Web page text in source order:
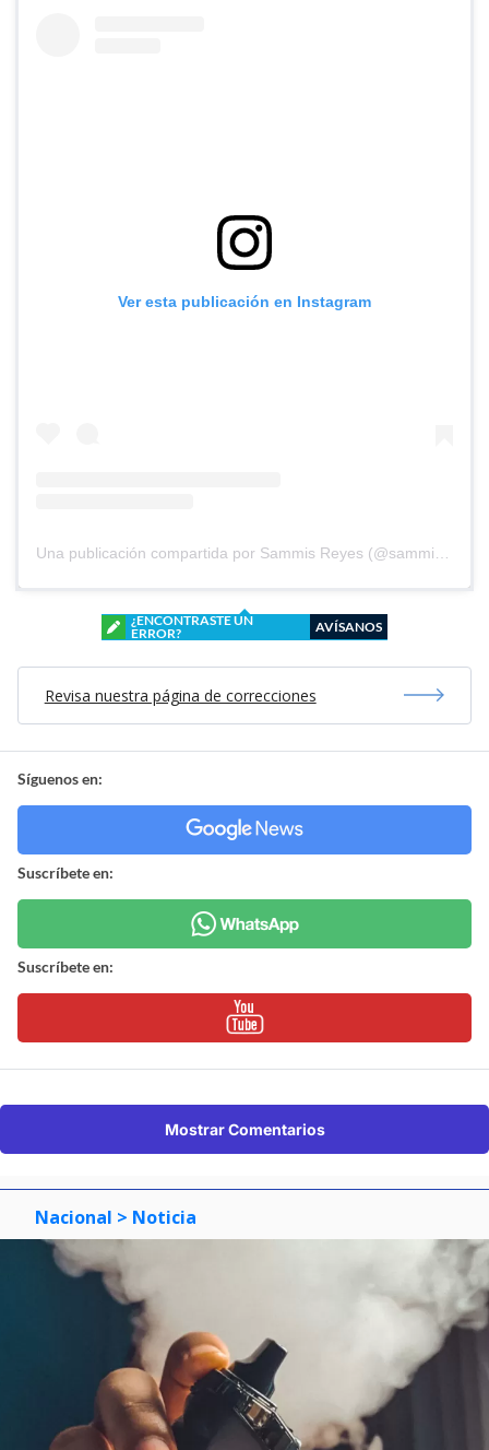
Ver esta publicación en Instagram
¿ENCONTRASTE UN
ERROR?
AVÍSANOS
Revisa nuestra página de correcciones
Síguenos en:
Suscríbete en:
Suscríbete en:
Mostrar Comentarios
Nacional > Noticia